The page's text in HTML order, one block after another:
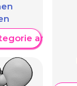
anzeigen